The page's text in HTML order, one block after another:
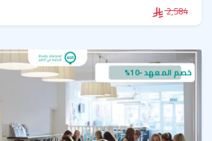
2,584
خصم المعهد -10%